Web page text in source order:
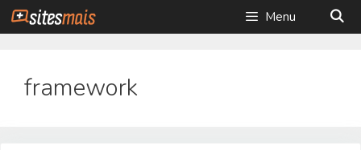
Saltar
para
Menu
framework